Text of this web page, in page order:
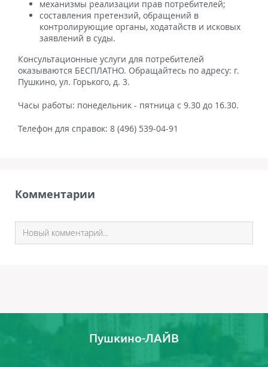
механизмы реализации прав потребителей;
составления претензий, обращений в
контролирующие органы, ходатайств и исковых
заявлений в суды.
Консультационные услуги для потребителей
оказываются БЕСПЛАТНО. Обращайтесь по адресу: г.
Пушкино, ул. Горького, д. 3.
Часы работы: понедельник - пятница с 9.30 до 16.30.
Телефон для справок: 8 (496) 539-04-91
Комментарии
Пушкино-ЛАЙВ